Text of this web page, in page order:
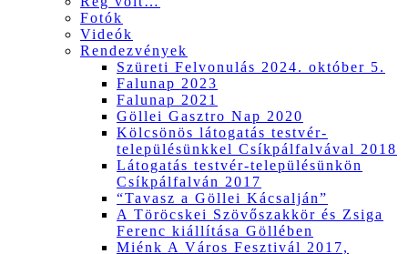
Fotók
Videók
Rendezvények
Szüreti Felvonulás 2024. október 5.
Falunap 2023
Falunap 2021
Göllei Gasztro Nap 2020
Kölcsönös látogatás testvér-
településünkkel Csíkpálfalvával 2018
Látogatás testvér-településünkön
Csíkpálfalván 2017
“Tavasz a Göllei Kácsalján”
A Töröcskei Szövőszakkör és Zsiga
Ferenc kiállítása Göllében
Miénk A Város Fesztivál 2017,